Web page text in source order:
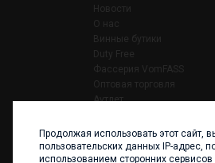
Новости
О нас
Винные бутики
Duty Free
Фассерия VomFASS
Оптовая торговля
Аутлет
Карьера
Контакты
Продолжая использовать этот
пользовательских данных IP-адрес,
использованием сторонних